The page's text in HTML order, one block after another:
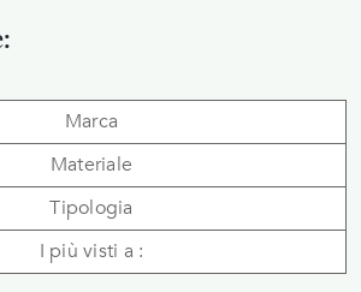
Marca
Materiale
Tipologia
I più visti a :